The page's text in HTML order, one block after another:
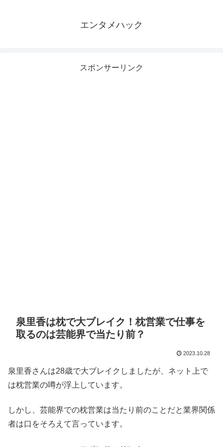
エンタメハック
スポンサーリンク
泉里香は枕で大ブレイク！枕営業で仕事を
取るのは芸能界で当たり前？
2023.10.28
泉里香さんは28歳で大ブレイクしましたが、ネット上で
は枕営業の噂が浮上しています。
しかし、芸能界での枕営業は当たり前のことだと業界関係
者は口をそろえて言っています。